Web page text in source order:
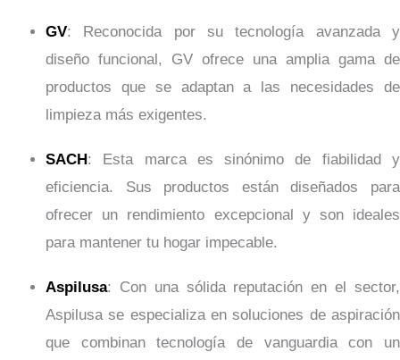
GV: Reconocida por su tecnología avanzada y
diseño funcional, GV ofrece una amplia gama de
productos que se adaptan a las necesidades de
limpieza más exigentes.
SACH: Esta marca es sinónimo de fiabilidad y
eficiencia. Sus productos están diseñados para
ofrecer un rendimiento excepcional y son ideales
para mantener tu hogar impecable.
Aspilusa: Con una sólida reputación en el sector,
Aspilusa se especializa en soluciones de aspiración
que combinan tecnología de vanguardia con un